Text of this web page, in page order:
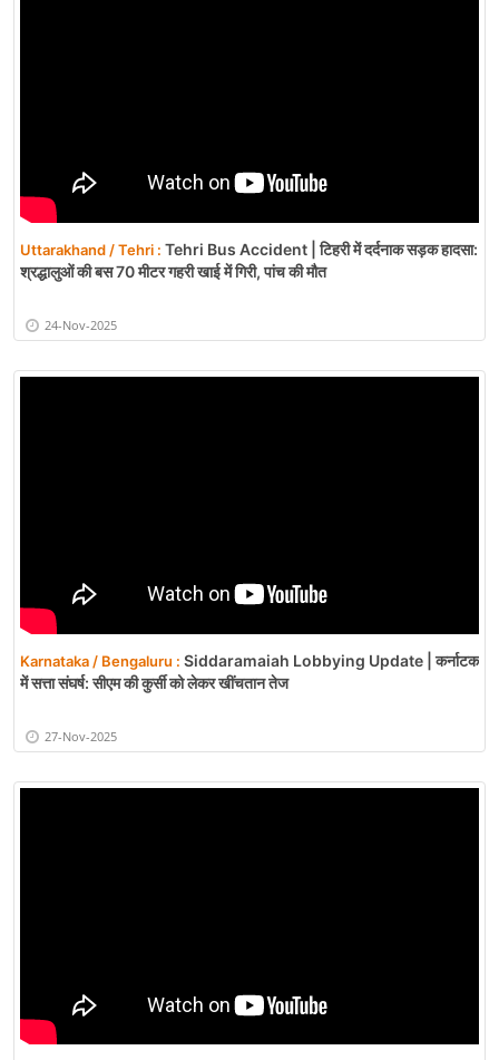
Uttarakhand / Tehri : Tehri Bus Accident | टिहरी में दर्दनाक सड़क हादसा:
श्रद्धालुओं की बस 70 मीटर गहरी खाई में गिरी, पांच की मौत
24-Nov-2025
Karnataka / Bengaluru : Siddaramaiah Lobbying Update | कर्नाटक
में सत्ता संघर्ष: सीएम की कुर्सी को लेकर खींचतान तेज
27-Nov-2025